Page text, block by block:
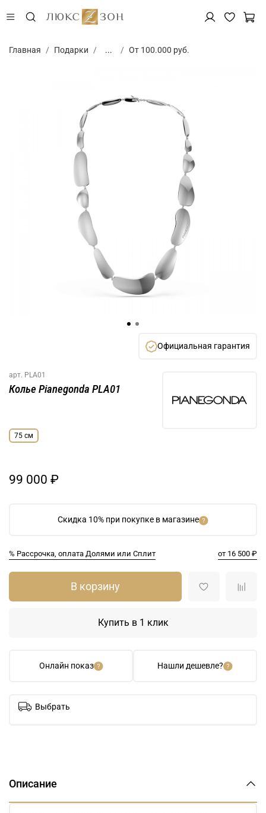
Главная Подарки ... От 100.000 руб.
Официальная гарантия
арт. PLA01
Скидка 10% при покупке в магазине
% Рассрочка, оплата Долями или Сплит от 16 500 ₽
Колье Pianegonda PLA01
75 см
99 000 ₽
Онлайн показ Нашли дешевле?
В корзину
Купить в 1 клик
Выбрать
Описание